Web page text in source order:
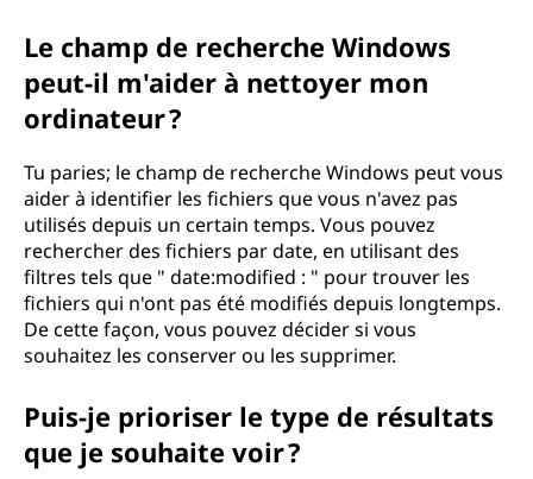
Le champ de recherche Windows
peut-il m'aider à nettoyer mon
ordinateur ?
Tu paries; le champ de recherche Windows peut vous
aider à identifier les fichiers que vous n'avez pas
utilisés depuis un certain temps. Vous pouvez
rechercher des fichiers par date, en utilisant des
filtres tels que " date:modified : " pour trouver les
fichiers qui n'ont pas été modifiés depuis longtemps.
De cette façon, vous pouvez décider si vous
souhaitez les conserver ou les supprimer.
Puis-je prioriser le type de résultats
que je souhaite voir ?